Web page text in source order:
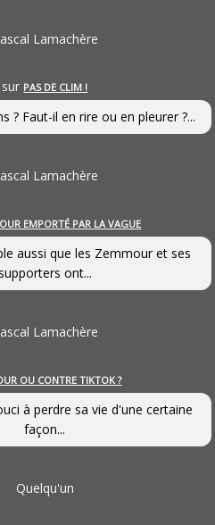
Lamachère
sur PAS DE CLIM !
? Faut-il en rire ou en pleurer ?...
Lamachère
EMPORTÉ PAR LA VAGUE
aussi que les Zemmour et ses
ont...
Lamachère
OU CONTRE TIKTOK ?
à perdre sa vie d'une certaine
façon...
Quelqu'un